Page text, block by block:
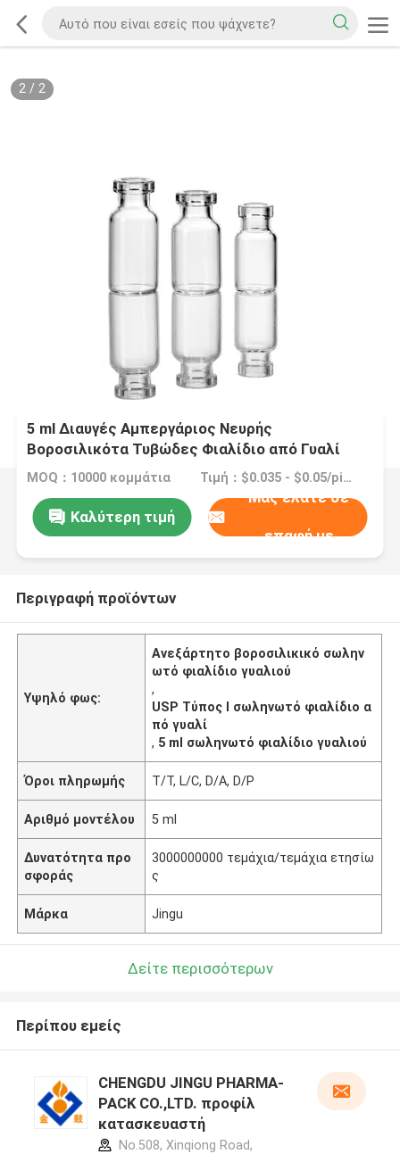
2/ 2
5 ml Διαυγές Αμπεργάριος Νευρής
Βοροσιλικότα Τυβώδες Φιαλίδιο από Γυαλί
USP Τύπος I
MOQ：10000 κομμάτια Τιμή：$0.035 - $0.05/pieces
Καλύτερη τιμή
Μας ελάτε σε
επαφή με
Περιγραφή προϊόντων
Υψηλό φως:
Ανεξάρτητο βοροσιλικικό σωλην
ωτό φιαλίδιο γυαλιού
,
USP Τύπος Ι σωληνωτό φιαλίδιο α
πό γυαλί
, 5 ml σωληνωτό φιαλίδιο γυαλιού
Όροι πληρωμής Τ/Τ, L/C, D/A, D/P
Αριθμό μοντέλου 5 ml
Δυνατότητα προ
σφοράς
3000000000 τεμάχια/τεμάχια ετησίω
ς
Μάρκα Jingu
Δείτε περισσότερων
Περίπου εμείς
CHENGDU JINGU PHARMA-
PACK CO.,LTD. προφίλ
κατασκευαστή
No.508, Xinqiong Road,